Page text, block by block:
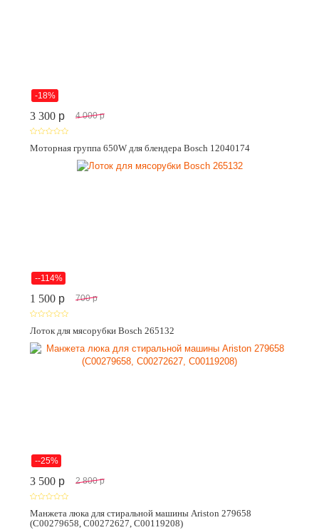
-18%
3 300 p 4 000 p
Моторная группа 650W для блендера Bosch 12040174
--114%
1 500 p 700 p
Лоток для мясорубки Bosch 265132
--25%
3 500 p 2 800 p
Манжета люка для стиральной машины Ariston 279658
(C00279658, C00272627, C00119208)